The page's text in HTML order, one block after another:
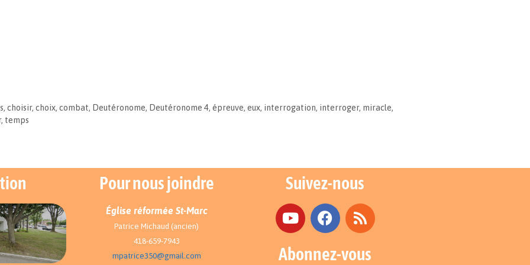
, choisir, choix, combat, Deutéronome, Deutéronome 4, épreuve, eux, interrogation, interroger, miracle,
, temps
Pour nous joindre
Église réformée St-Marc
Patrice Michaud (ancien)
418-659-7943
mpatrice350@gmail.com
Suivez-nous
Abonnez-vous